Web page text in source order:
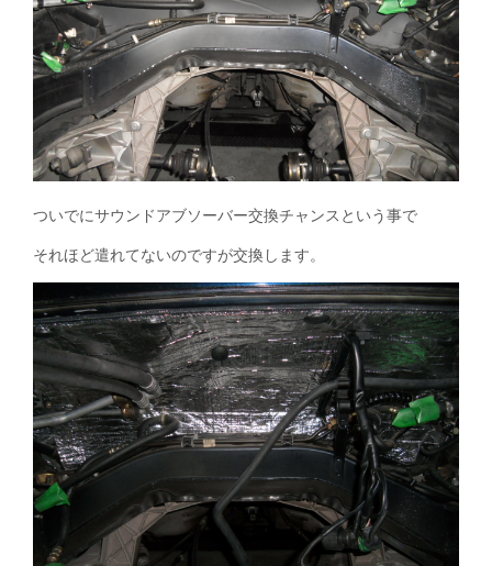
ついでにサウンドアブソーバー交換チャンスという事で
それほど遣れてないのですが交換します。